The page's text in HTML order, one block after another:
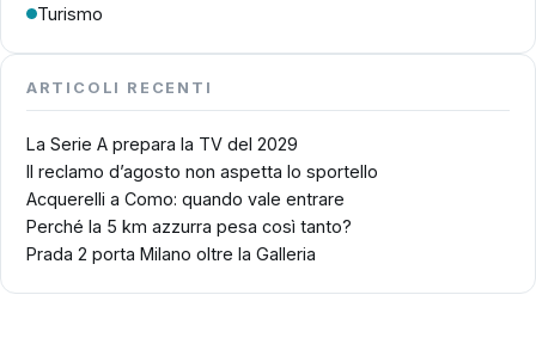
Turismo
ARTICOLI RECENTI
La Serie A prepara la TV del 2029
Il reclamo d’agosto non aspetta lo sportello
Acquerelli a Como: quando vale entrare
Perché la 5 km azzurra pesa così tanto?
Prada 2 porta Milano oltre la Galleria